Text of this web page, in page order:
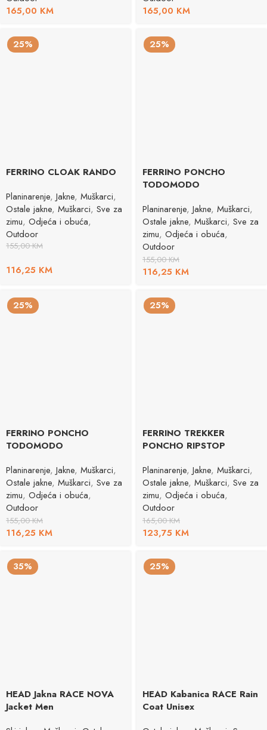
165,00 KM
165,00 KM
25%
FERRINO CLOAK RANDO
Planinarenje, Jakne, Muškarci,
Ostale jakne, Muškarci, Sve za
zimu, Odjeća i obuća,
Outdoor
155,00KM
116,25 KM
25%
FERRINO PONCHO
TODOMODO
Planinarenje, Jakne, Muškarci,
Ostale jakne, Muškarci, Sve za
zimu, Odjeća i obuća,
Outdoor
155,00KM
116,25 KM
25%
FERRINO PONCHO
TODOMODO
Planinarenje, Jakne, Muškarci,
Ostale jakne, Muškarci, Sve za
zimu, Odjeća i obuća,
Outdoor
155,00KM
116,25 KM
25%
FERRINO TREKKER
PONCHO RIPSTOP
Planinarenje, Jakne, Muškarci,
Ostale jakne, Muškarci, Sve za
zimu, Odjeća i obuća,
Outdoor
165,00KM
123,75 KM
35%
HEAD Jakna RACE NOVA
Jacket Men
25%
HEAD Kabanica RACE Rain
Coat Unisex